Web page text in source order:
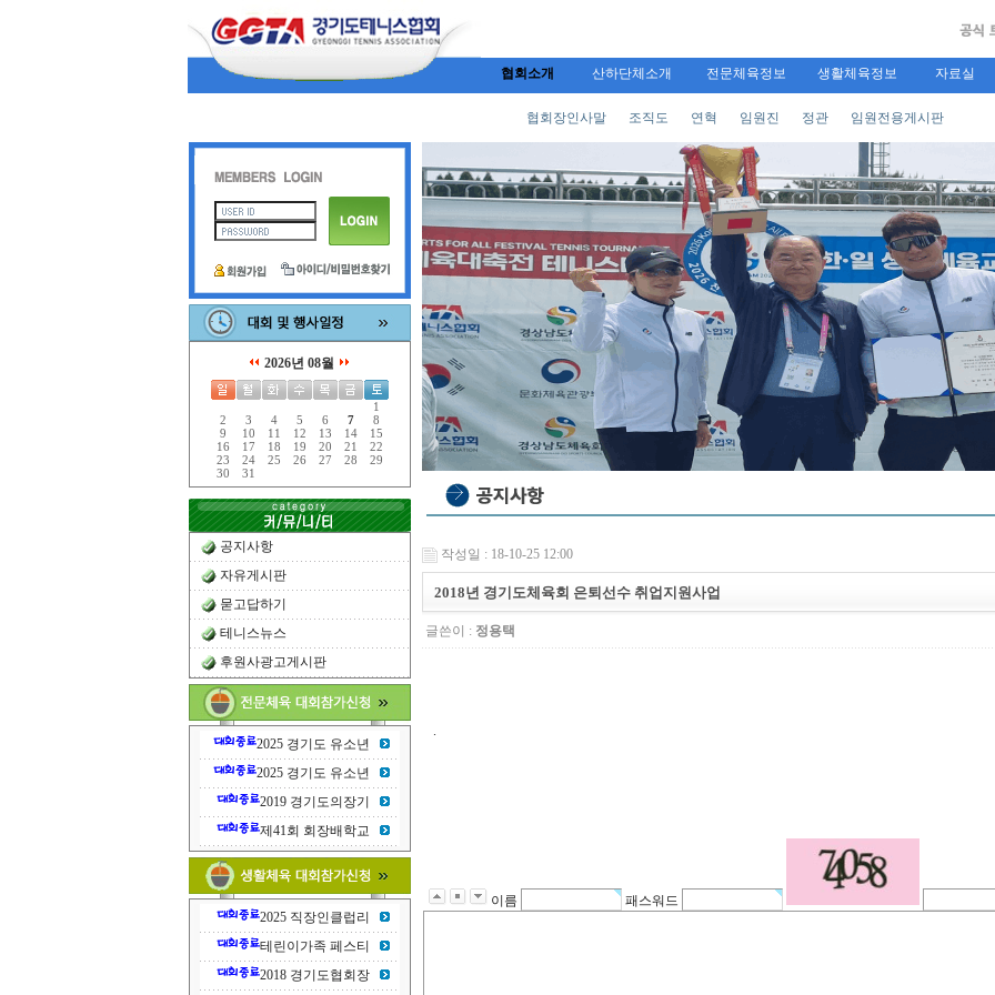
협회소개 산하단체소개 전문체육정보 생활체육정보 자료실
협회장인사말 조직도 연혁 임원진 정관 임원전용게시판
2026년 08월
1
2
3 4 5 6 7
8
9
10 11 12 13 14
15
16
17 18 19 20 21
22
23
24 25 26 27 28
29
30
31
공지사항
자유게시판
묻고답하기
테니스뉴스
후원사광고게시판
2025 경기도 유소년
2025 경기도 유소년
2019 경기도의장기
제41회 회장배학교
2025 직장인클럽리
테린이가족 페스티
2018 경기도협회장
작성일 : 18-10-25 12:00
2018년 경기도체육회 은퇴선수 취업지원사업
글쓴이 : 정용택
.
이름 패스워드